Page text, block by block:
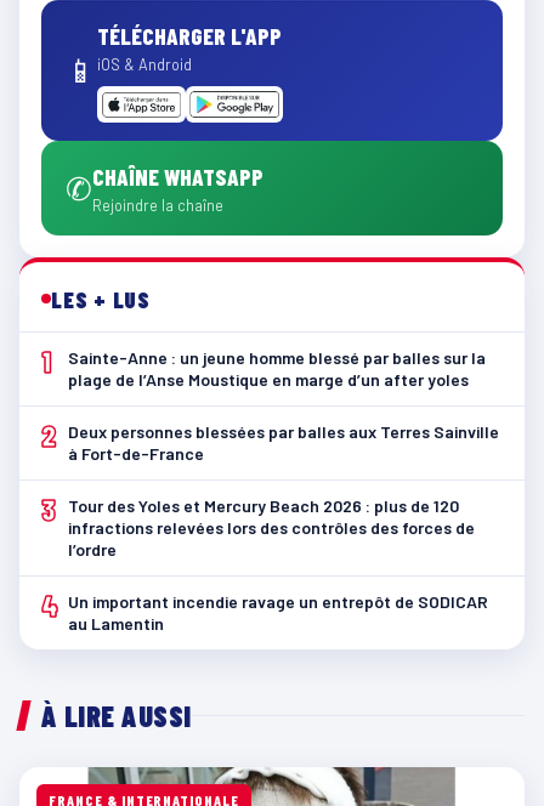
📱
TÉLÉCHARGER L'APP
iOS & Android
✆CHAÎNE WHATSAPP
Rejoindre la chaîne
LES + LUS
1
Sainte-Anne : un jeune homme blessé par balles sur la
plage de l’Anse Moustique en marge d’un after yoles
2
Deux personnes blessées par balles aux Terres Sainville
à Fort-de-France
3
Tour des Yoles et Mercury Beach 2026 : plus de 120
infractions relevées lors des contrôles des forces de
l’ordre
4 Un important incendie ravage un entrepôt de SODICAR
au Lamentin
À LIRE AUSSI
FRANCE & INTERNATIONALE